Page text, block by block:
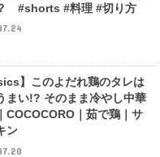
#shorts #料理 #切り方
】このよだれ鶏のタレは
まい!? そのまま冷やし中華
COCOCORO｜茹で鶏｜サ
ン